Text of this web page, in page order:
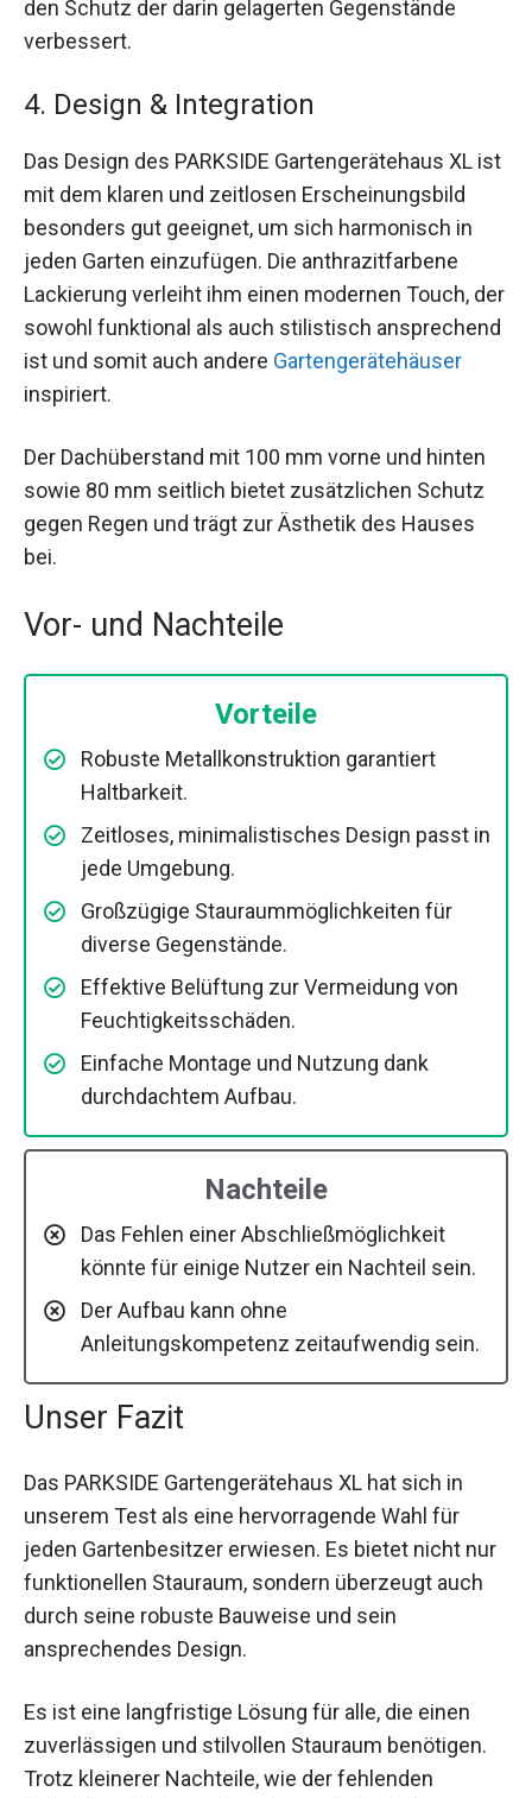
den Schutz der darin gelagerten Gegenstände
verbessert.
4. Design & Integration
Das Design des PARKSIDE Gartengerätehaus XL ist
mit dem klaren und zeitlosen Erscheinungsbild
besonders gut geeignet, um sich harmonisch in
jeden Garten einzufügen. Die anthrazitfarbene
Lackierung verleiht ihm einen modernen Touch, der
sowohl funktional als auch stilistisch ansprechend
ist und somit auch andere Gartengerätehäuser
inspiriert.
Der Dachüberstand mit 100 mm vorne und hinten
sowie 80 mm seitlich bietet zusätzlichen Schutz
gegen Regen und trägt zur Ästhetik des Hauses
bei.
Vor- und Nachteile
Vorteile
Robuste Metallkonstruktion garantiert
Haltbarkeit.
Zeitloses, minimalistisches Design passt in
jede Umgebung.
Großzügige Stauraummöglichkeiten für
diverse Gegenstände.
Effektive Belüftung zur Vermeidung von
Feuchtigkeitsschäden.
Einfache Montage und Nutzung dank
durchdachtem Aufbau.
Nachteile
Das Fehlen einer Abschließmöglichkeit
könnte für einige Nutzer ein Nachteil sein.
Der Aufbau kann ohne
Anleitungskompetenz zeitaufwendig sein.
Unser Fazit
Das PARKSIDE Gartengerätehaus XL hat sich in
unserem Test als eine hervorragende Wahl für
jeden Gartenbesitzer erwiesen. Es bietet nicht nur
funktionellen Stauraum, sondern überzeugt auch
durch seine robuste Bauweise und sein
ansprechendes Design.
Es ist eine langfristige Lösung für alle, die einen
zuverlässigen und stilvollen Stauraum benötigen.
Trotz kleinerer Nachteile, wie der fehlenden